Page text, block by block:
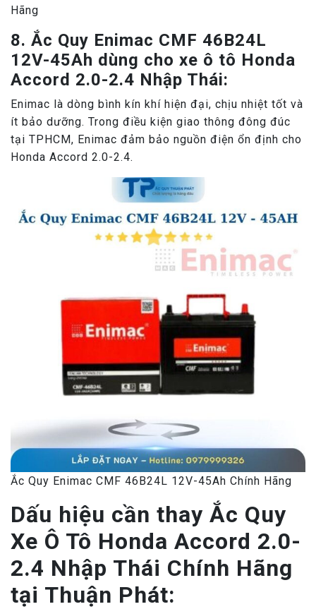
Hãng
8. Ắc Quy Enimac CMF 46B24L
12V-45Ah dùng cho xe ô tô Honda
Accord 2.0-2.4 Nhập Thái:
Enimac là dòng bình kín khí hiện đại, chịu nhiệt tốt và
ít bảo dưỡng. Trong điều kiện giao thông đông đúc
tại TPHCM, Enimac đảm bảo nguồn điện ổn định cho
Honda Accord 2.0-2.4.
Ắc Quy Enimac CMF 46B24L 12V-45Ah Chính Hãng
Dấu hiệu cần thay Ắc Quy
Xe Ô Tô Honda Accord 2.0-
2.4 Nhập Thái Chính Hãng
tại Thuận Phát: